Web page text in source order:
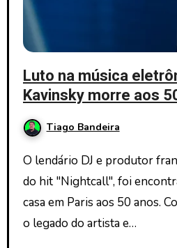
Luto na música
Kavinsky morre aos
Tiago Bandeira
O lendário DJ e produtor francês Kavinsky, autor
do hit "Nightcall", foi
casa em Paris aos 50 anos.
o legado do artista e…